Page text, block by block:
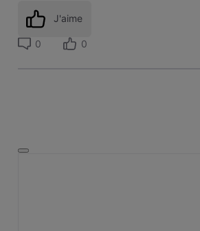
J'aime
0 0